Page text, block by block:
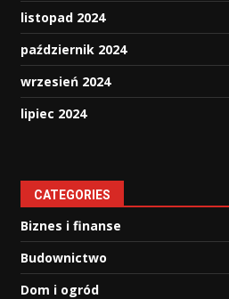
listopad 2024
październik 2024
wrzesień 2024
lipiec 2024
CATEGORIES
Biznes i finanse
Budownictwo
Dom i ogród